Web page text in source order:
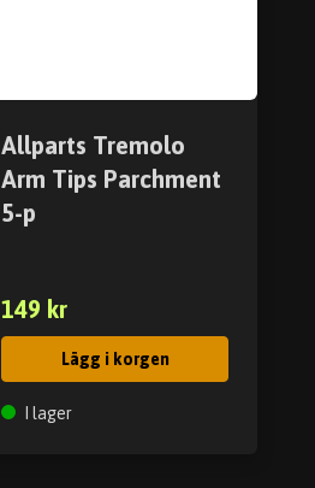
Allparts Tremolo
Arm Tips Parchment
5-p
149 kr
Lägg i korgen
I lager